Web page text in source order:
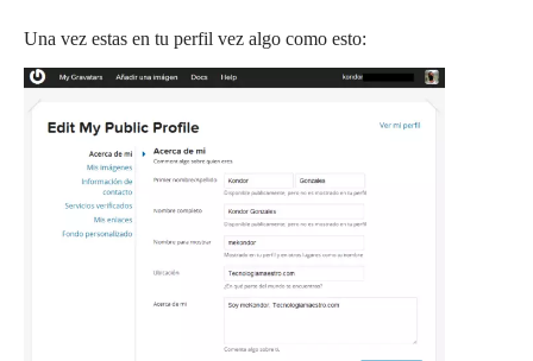
Una vez estas en tu perfil vez algo como esto: